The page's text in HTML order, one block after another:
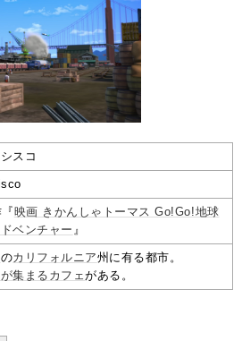
スコ
映画 きかんしゃトーマス Go!Go!地球
ベンチャー 』
のカリフォルニア州に有る都市。
集まるカフェがある。